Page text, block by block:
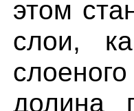
этом
слои,
долина